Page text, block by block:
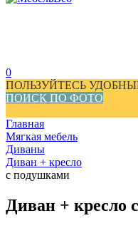
0
ПОЛЬЗУЙТЕСЬ
ПОИСК ПО ФОТО
Главная
Мягкая мебель
Диваны
Диван + кресло
с подушками
Диван + кресло